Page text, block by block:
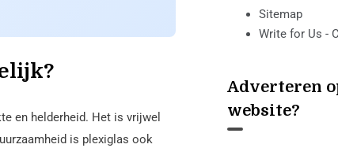
en helderheid. Het is vrijwel
is plexiglas ook
Sitemap
Write for Us -
Adverteren
website?